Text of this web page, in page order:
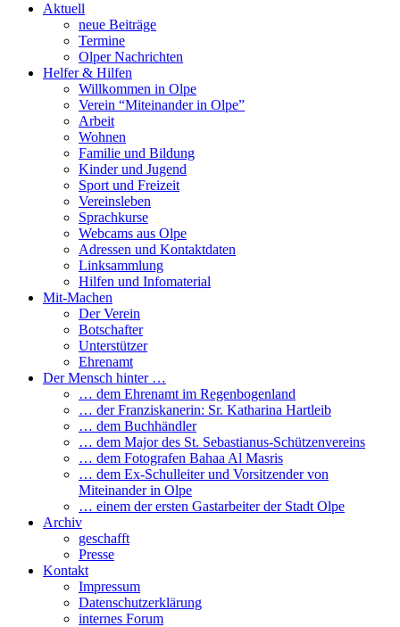
Aktuell
neue Beiträge
Termine
Olper Nachrichten
Helfer & Hilfen
Willkommen in Olpe
Verein “Miteinander in Olpe”
Arbeit
Wohnen
Familie und Bildung
Kinder und Jugend
Sport und Freizeit
Vereinsleben
Sprachkurse
Webcams aus Olpe
Adressen und Kontaktdaten
Linksammlung
Hilfen und Infomaterial
Mit-Machen
Der Verein
Botschafter
Unterstützer
Ehrenamt
Der Mensch hinter …
… dem Ehrenamt im Regenbogenland
… der Franziskanerin: Sr. Katharina Hartleib
… dem Buchhändler
… dem Major des St. Sebastianus-Schützenvereins
… dem Fotografen Bahaa Al Masris
… dem Ex-Schulleiter und Vorsitzender von
Miteinander in Olpe
… einem der ersten Gastarbeiter der Stadt Olpe
Archiv
geschafft
Presse
Kontakt
Impressum
Datenschutzerklärung
internes Forum